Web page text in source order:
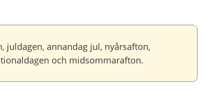
annandag jul, nyårsafton,
och midsommarafton.